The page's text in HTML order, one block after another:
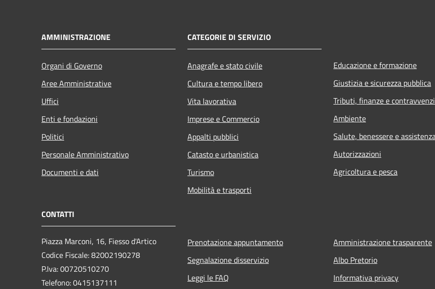
AMMINISTRAZIONE
Organi di Governo
Aree Amministrative
Uffici
Enti e fondazioni
Politici
Personale Amministrativo
Documenti e dati
CATEGORIE DI SERVIZIO
Anagrafe e stato civile
Cultura e tempo libero
Vita lavorativa
Imprese e Commercio
Appalti pubblici
Catasto e urbanistica
Turismo
Mobilità e trasporti
Educazione e formazione
Giustizia e sicurezza pubblica
Tributi, finanze e
Ambiente
Salute, benessere e
Autorizzazioni
Agricoltura e pesca
CONTATTI
Piazza Marconi, 16, Fiesso d'Artico
Codice Fiscale: 82002190278
P.Iva: 00720510270
Telefono:0415137111
Prenotazione appuntamento
Segnalazione disservizio
Leggi le FAQ
Amministrazione trasparente
Albo Pretorio
Informativa privacy